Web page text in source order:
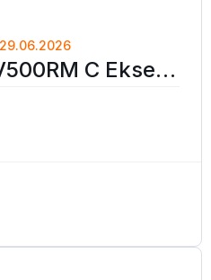
29.06.2026
C Eksen
2018